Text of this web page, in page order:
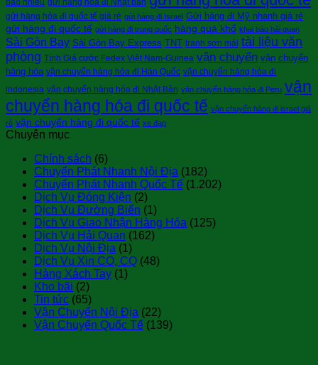
gửi hàng hóa đi quốc tế giá rẻ gửi hàng đi Israel Gửi hàng đi Mỹ nhanh giá rẻ
gửi hàng đi quốc tế gửi hàng đi trung quốc hàng quá khổ khai báo hải quan
Sài Gòn Bay Sài Gòn Bay Express TNT tranh sơn mài tài liệu văn
phòng Tính Giá cước Fedex Việt Nam-Guinea vận chuyển vận chuyển
hàng hóa vận chuyển hàng hóa đi Hàn Quốc vận chuyển hàng hóa đi
indonesia vận chuyển hàng hóa đi Nhật Bản vận chuyển hàng hóa đi Peru vận
chuyển hàng hóa đi quốc tế vận chuyển hàng đi israel giá
rẻ vận chuyển hàng đi quốc tế xe đạp
Chuyên mục
Chính sách (6)
Chuyển Phát Nhanh Nội Địa (182)
Chuyển Phát Nhanh Quốc Tế (1.202)
Dịch Vụ Đóng Kiện (2)
Dịch Vụ Đường Biển (1)
Dịch Vụ Giao Nhận Hàng Hóa (125)
Dịch Vụ Hải Quan (162)
Dịch Vụ Nội Địa (1)
Dịch Vụ Xin CO, CQ (48)
Hàng Xách Tay (1)
Kho bãi (2)
Tin tức (65)
Vận Chuyển Nội Địa (22)
Vận Chuyển Quốc Tế (139)